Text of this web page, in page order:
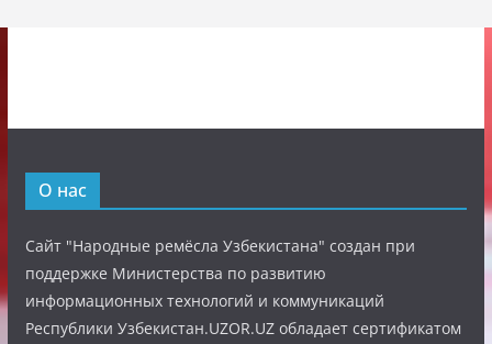
О нас
Сайт "Народные ремёсла Узбекистана" создан при
поддержке Министерства по развитию
информационных технологий и коммуникаций
Республики Узбекистан.UZOR.UZ обладает сертификатом